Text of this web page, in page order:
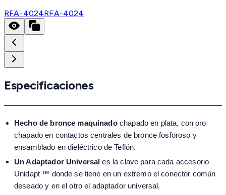
RFA-4024RFA-4024
Especificaciones
Hecho de bronce maquinadochapado en plata, con oro
chapado en contactos centrales de bronce fosforoso y
ensamblado en dieléctrico de Teflón.
Un Adaptador Universal es la clave para cada accesorio
Unidapt ™ donde se tiene en un extremo el conector común
deseado y en el otro el adaptador universal.